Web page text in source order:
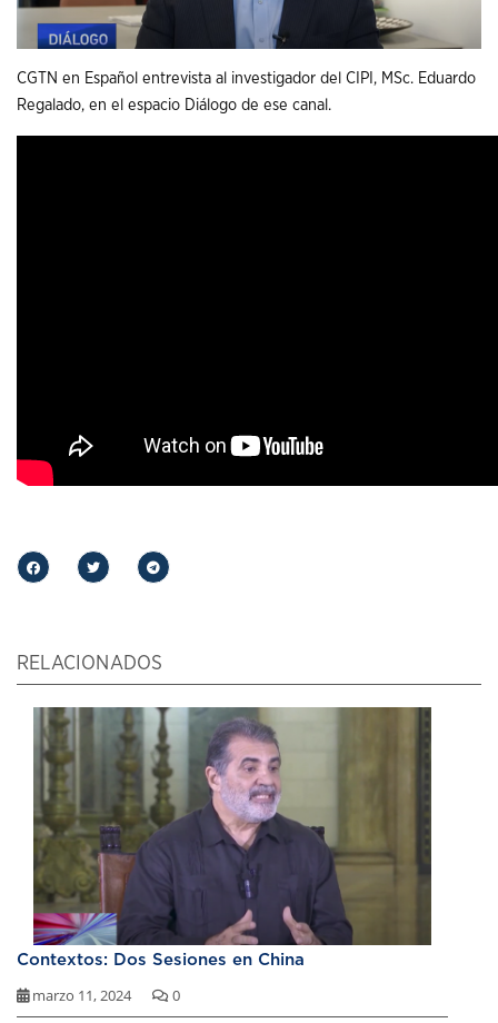
CGTN en Español entrevista al investigador del CIPI, MSc. Eduardo
Regalado, en el espacio Diálogo de ese canal.
RELACIONADOS
Contextos: Dos Sesiones en China
marzo 11, 2024 0